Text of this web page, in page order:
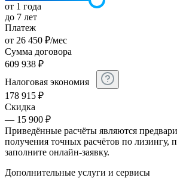
от 1 года
до 7 лет
Платеж
от 26 450 ₽/мес
Сумма договора
609 938 ₽
Налоговая экономия
178 915 ₽
Скидка
— 15 900 ₽
Приведённые расчёты являются
получения точных расчётов по лизингу,
заполните онлайн-заявку.
Дополнительные услуги и сервисы